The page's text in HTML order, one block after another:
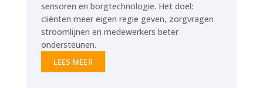
sensoren en borgtechnologie. Het doel:
cliënten meer eigen regie geven, zorgvragen
stroomlijnen en medewerkers beter
ondersteunen.
LEES MEER